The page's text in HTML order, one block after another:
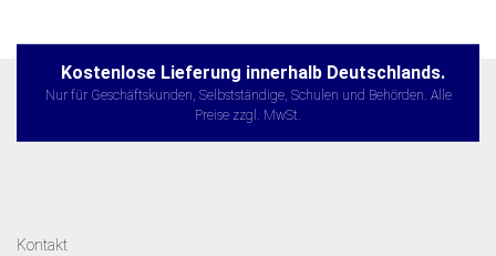
Kostenlose Lieferung innerhalb Deutschlands.
Nur für Geschäftskunden, Selbstständige, Schulen und Behörden. Alle
Preise zzgl. MwSt.
Kontakt